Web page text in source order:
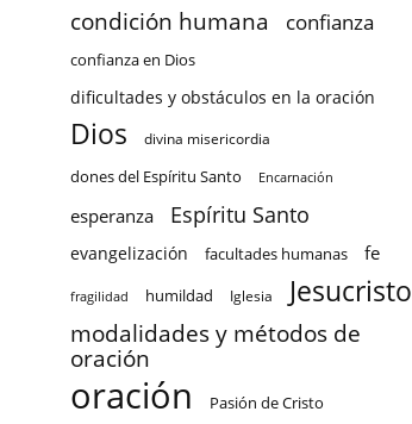
condición humana confianza
confianza en Dios
dificultades y obstáculos en la oración
Dios divina misericordia
dones del Espíritu Santo Encarnación
esperanza Espíritu Santo
evangelización facultades humanas fe
fragilidad humildad Iglesia Jesucristo
modalidades y métodos de
oración
oración Pasión de Cristo